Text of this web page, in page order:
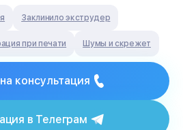
Заклинило экструдер
при печати Шумы и скрежет
консультация
в Телеграм